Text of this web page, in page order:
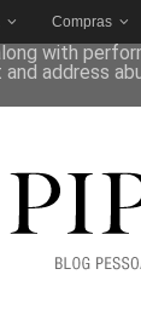
Compras
Google to
with
address